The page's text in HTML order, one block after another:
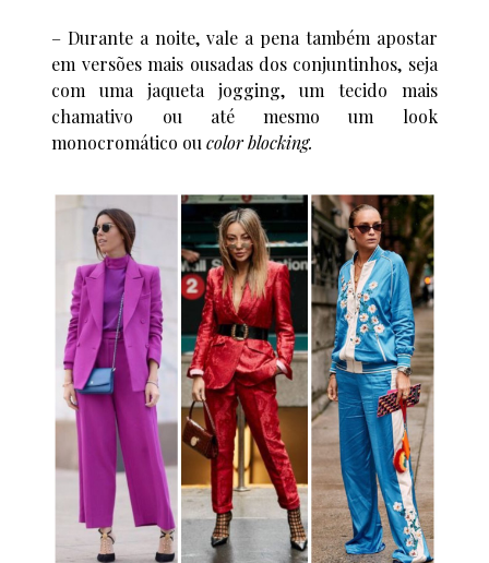
– Durante a noite, vale a pena também apostar
em versões mais ousadas dos conjuntinhos, seja
com uma jaqueta jogging, um tecido mais
chamativo ou até mesmo um look
monocromático oucolor blocking.